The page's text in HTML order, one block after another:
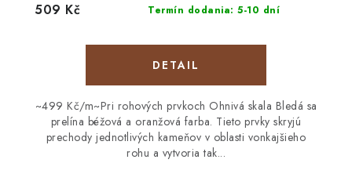
Termín dodania: 5-10 dní
509 Kč
DETAIL
~499 Kč/m~Pri rohových prvkoch Ohnivá skala Bledá sa
prelína béžová a oranžová farba. Tieto prvky skryjú
prechody jednotlivých kameňov v oblasti vonkajšieho
rohu a vytvoria tak...